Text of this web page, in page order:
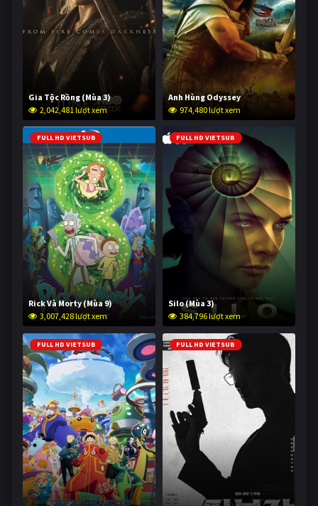
Gia Tộc Rồng (Mùa 3)
2,042,481 lượt xem
Anh Hùng Odyssey
974,480 lượt xem
FULL HD VIETSUB
Rick Và Morty (Mùa 9)
3,007,428 lượt xem
FULL HD VIETSUB
Silo (Mùa 3)
384,796 lượt xem
FULL HD VIETSUB FULL HD VIETSUB